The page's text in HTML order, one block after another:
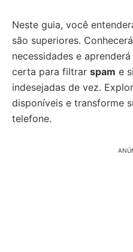
Neste guia, você
são superiores.
necessidades e
certa para filtrar spam e
indesejadas de vez.
disponíveis e transforme
telefone.